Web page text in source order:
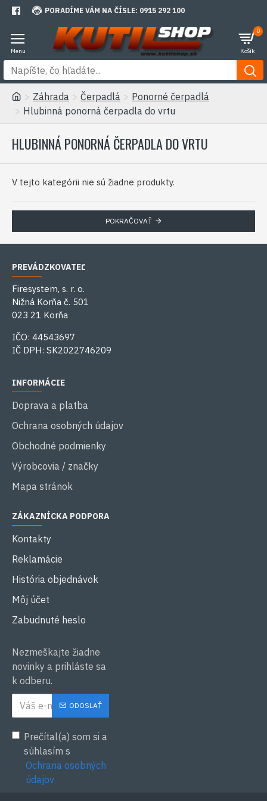
PORADÍME VÁM NA ČÍSLE: 0915 292 100
0
Záhrada Čerpadlá
Ponorné čerpadlá
Hlubinná ponorná čerpadla do vrtu
HLUBINNÁ PONORNÁ ČERPADLA DO VRTU
V tejto kategórii nie sú žiadne produkty.
POKRAČOVAŤ
PREVÁDZKOVATEĽ
Firesystem, s. r. o.
Nižná Korňa č. 501
023 21 Korňa
IČO: 44543697
IČ DPH: SK2022746209
INFORMÁCIE
Doprava a platba
Ochrana osobných údajov
Obchodné podmienky
Výrobcovia / značky
Mapa stránok
ZÁKAZNÍCKA PODPORA
Kontakty
Reklamácie
História objednávok
Môj účet
Zabudnuté heslo
Nezmeškajte žiadne
novinky a prihláste sa
k odberu.
ODOSLAŤ
Prečítal(a) som si a
súhlasím s
Ochrana osobných
údajov